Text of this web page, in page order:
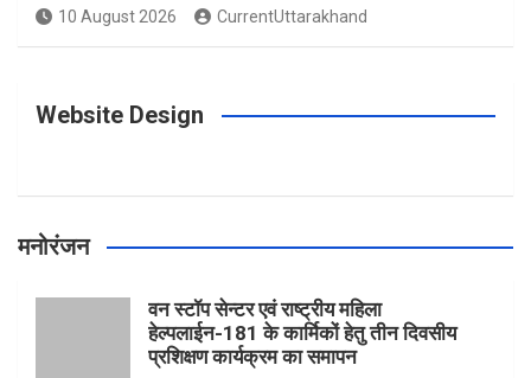
k a s
10 August 2026 CurrentUttarakhand
Website Design
मनोरंजन
वन स्टॉप सेन्टर एवं राष्ट्रीय महिला
हेल्पलाईन-181 के कार्मिकों हेतु तीन दिवसीय
प्रशिक्षण कार्यक्रम का समापन